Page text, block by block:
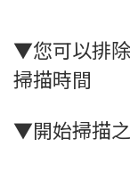
▼您可以排
掃描時間
▼開始掃描